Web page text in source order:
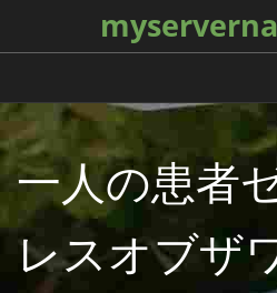
一人の患者
レスオブザ